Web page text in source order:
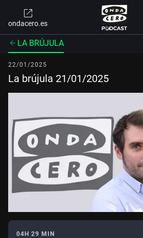
ondacero.es
LA BRÚJULA
22/01/2025
La brújula 21/01/2025
04H 29 MIN